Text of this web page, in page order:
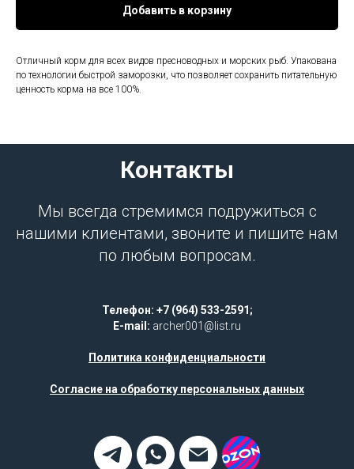
Добавить в корзину
Отличный корм для всех видов пресноводных и морских рыб. Упакована
по технологии быстрой заморозки, что позволяет сохранить питательную
ценность корма на все 100%.
Контакты
Мы всегда стремимся подружиться с
нашими клиентами, звоните и пишите нам
по любым вопросам.
Телефон: +7 (964) 533-2591;
E-mail: archer001@list.ru
Политика конфиденциальности
Согласие на обработку персональных данных